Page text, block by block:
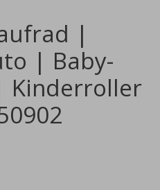
|
| Baby-
Kinderroller